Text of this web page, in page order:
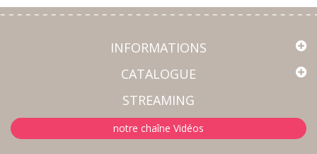
INFORMATIONS
CATALOGUE
STREAMING
notre chaîne Vidéos